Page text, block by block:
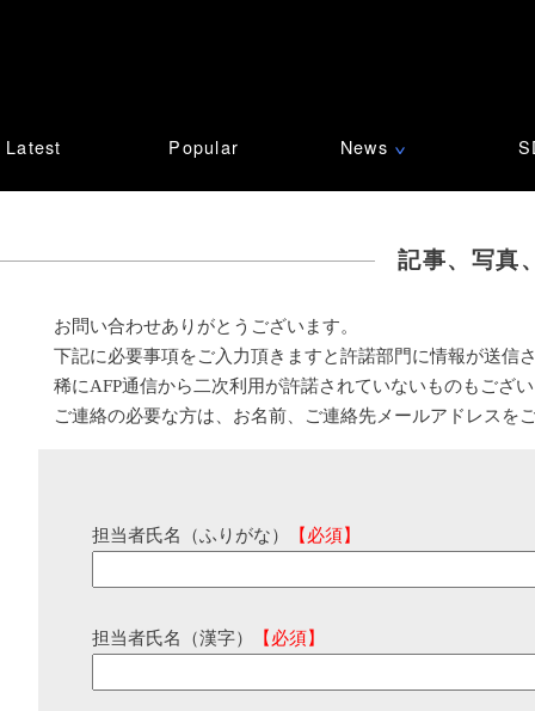
Latest Popular News ∨
記事、写真
お問い合わせありがとうございます。
下記に必要事項をご入力頂きますと許諾部門に情報が送信
稀にAFP通信から二次利用が許諾されていないものもござ
ご連絡の必要な方は、お名前、ご連絡先メールアドレスを
担当者氏名（ふりがな） 【必須】
担当者氏名（漢字） 【必須】